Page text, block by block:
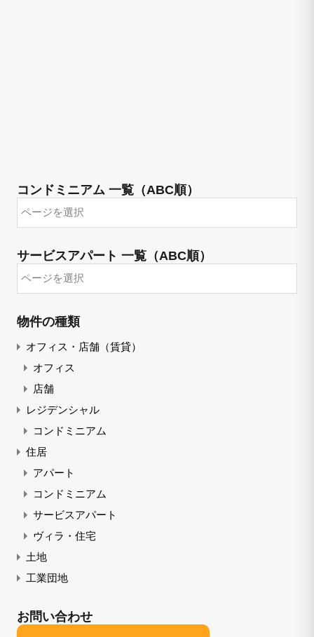
コンドミニアム 一覧（ABC順）
サービスアパート 一覧（ABC順）
物件の種類
オフィス・店舗（賃貸）
オフィス
店舗
レジデンシャル
コンドミニアム
住居
アパート
コンドミニアム
サービスアパート
ヴィラ・住宅
土地
工業団地
お問い合わせ